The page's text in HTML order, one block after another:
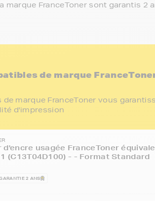
FranceToner sont garantis 2
de marque
marque FranceToner vous
d'impression
d'encre usagée FranceToner
(C13T04D100) - - Format Standard
2 ANS